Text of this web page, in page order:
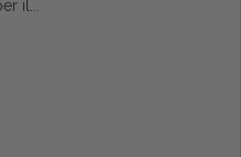
il...